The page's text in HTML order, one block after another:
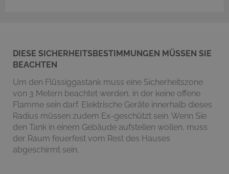
DIESE SICHERHEITSBESTIMMUNGEN MÜSSEN SIE
BEACHTEN
Um den Flüssiggastank muss eine Sicherheitszone
von 3 Metern beachtet werden, in der keine offene
Flamme sein darf. Elektrische Geräte innerhalb dieses
Radius müssen zudem Ex-geschützt sein. Wenn Sie
den Tank in einem Gebäude aufstellen wollen, muss
der Raum feuerfest vom Rest des Hauses
abgeschirmt sein.